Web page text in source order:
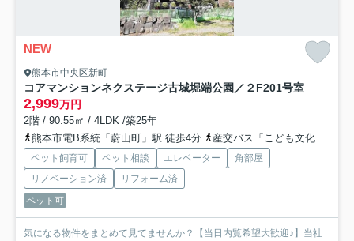
NEW
熊本市中央区新町
コアマンションネクステージ古城堀端公園／２F201号室
2,999万円
2階 / 90.55㎡ / 4LDK /築25年
熊本市電B系統「蔚山町」駅 徒歩4分
産交バス「こども文化会館前」バス停下車 徒歩3分
ペット飼育可 ペット相談 エレベーター
角部屋
リノベーション済
リフォーム済
ペット可
気になる物件をまとめて見てませんか？【当日内覧希望大歓迎♪】当社